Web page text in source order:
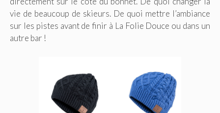
vie de beaucoup de skieurs. De quoi mettre l’ambiance
sur les pistes avant de finir à La Folie Douce ou dans un
autre bar !